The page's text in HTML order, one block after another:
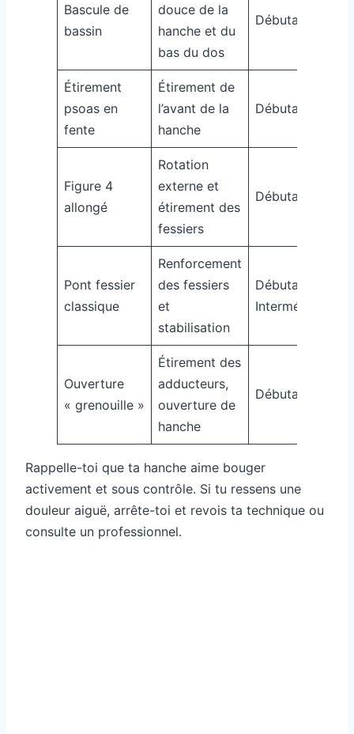
Bascule de
bassin
douce de la
hanche et du
bas du dos
Débutant
Étirement
psoas en
fente
Étirement de
l’avant de la
hanche
Débutant
Figure 4
allongé
Rotation
externe et
étirement des
fessiers
Débutant
Pont fessier
classique
Renforcement
des fessiers
et
stabilisation
Débutant –
Intermédiaire
Ouverture
« grenouille »
Étirement des
adducteurs,
ouverture de
hanche
Débutant
Rappelle-toi que ta hanche aime bouger
activement et sous contrôle. Si tu ressens une
douleur aiguë, arrête-toi et revois ta technique ou
consulte un professionnel.